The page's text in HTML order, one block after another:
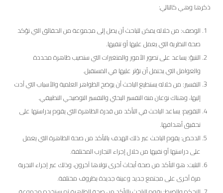
ذكرها وهي كالتالي:
الوصف: من خلاله يمكن للباحث أن يصل إلى مجموعة من الحقائق التي تؤكد
صحة النظرية التي يعمل عليها أو تنفيها.
التنبؤ: يساعد على تصور الأمور والمتغيرات التي ستصيب ظاهرة محددة
والعوامل التي يحتمل أن تؤثر عليها في المستقبل.
التفسير: من خلاله يستطيع الباحث أن يوضح الظواهر العلمية والأسباب التي أدت
إليها، وهناك نوعان منه التفسير البحثي والتفسير التوضيحي التطبيقي.
التقويم: يساعد الباحث في التأكد من قدرة الظاهرة التي يقوم بدراستها على
تحقيق أهدافها.
الدحض: يقوم الباحث عبر ذلك الهدف بالتأكد من صحة الظاهرة التي يعمل
على دراستها أو نفيها من خلال إجراء التجارب المختلفة.
التثبت: هو التأكد من صحة أبحاث أخرى تولاها آخرون، وذلك عبر إجراء التجربة
مرة أخرى على مجتمع جديد وعينة جديدة بظروف مختلفة.